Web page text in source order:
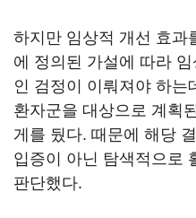
하지만 임상적 개선 효과
에 정의된 가설에 따라
인 검정이 이뤄져야 하는
환자군을 대상으로 계획
게를 뒀다. 때문에 해당
입증이 아닌 탐색적으로
판단했다.